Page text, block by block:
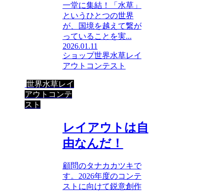
一堂に集結！「水草」
というひとつの世界
が、国境を越えて繋が
っていることを実...
2026.01.11
ショップ世界水草レイ
アウトコンテスト
世界水草レイ
アウトコンテ
スト
レイアウトは自
由なんだ！
顧問のタナカカツキで
す。2026年度のコンテ
ストに向けて鋭意創作